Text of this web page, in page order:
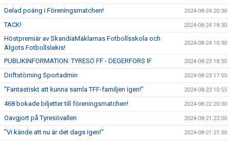
Delad poäng i Föreningsmatchen! 2024-08-24 20:30
TACK! 2024-08-24 18:30
Höstpremiär av SkandiaMäklarnas Fotbollsskola och
Älgots Fotbollslekis!
2024-08-24 10:30
PUBLIKINFORMATION: TYRESÖ FF - DEGERFORS IF 2024-08-23 18:30
Driftstörning Sportadmin 2024-08-23 17:05
"Fantastiskt att kunna samla TFF-familjen igen!" 2024-08-23 10:55
468 bokade biljetter till föreningsmatchen! 2024-08-22 20:30
Oavgjort på Tyresövallen 2024-08-21 22:00
"Vi kände att nu är det dags igen!" 2024-08-21 21:30